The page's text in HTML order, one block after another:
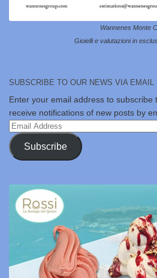
Wannenes Monte
Gioielli e valutazioni in
SUBSCRIBE TO OUR NEWS VIA EMAIL
Enter your email address to subscribe
receive notifications of new posts by
Email
Address
Subscribe